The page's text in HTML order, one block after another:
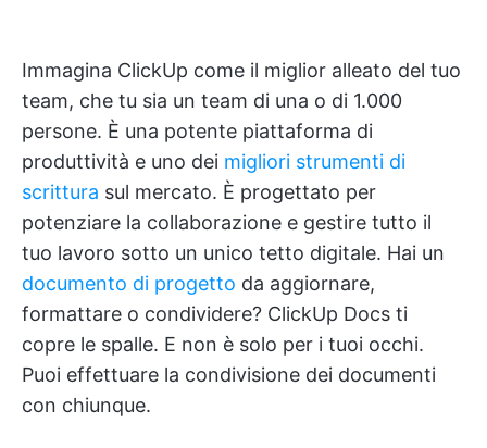
Immagina ClickUp come il miglior alleato del tuo
team, che tu sia un team di una o di 1.000
persone. È una potente piattaforma di
produttività e uno dei migliori strumenti di
scrittura sul mercato. È progettato per
potenziare la collaborazione e gestire tutto il
tuo lavoro sotto un unico tetto digitale. Hai un
documento di progetto da aggiornare,
formattare o condividere? ClickUp Docs ti
copre le spalle. E non è solo per i tuoi occhi.
Puoi effettuare la condivisione dei documenti
con chiunque.